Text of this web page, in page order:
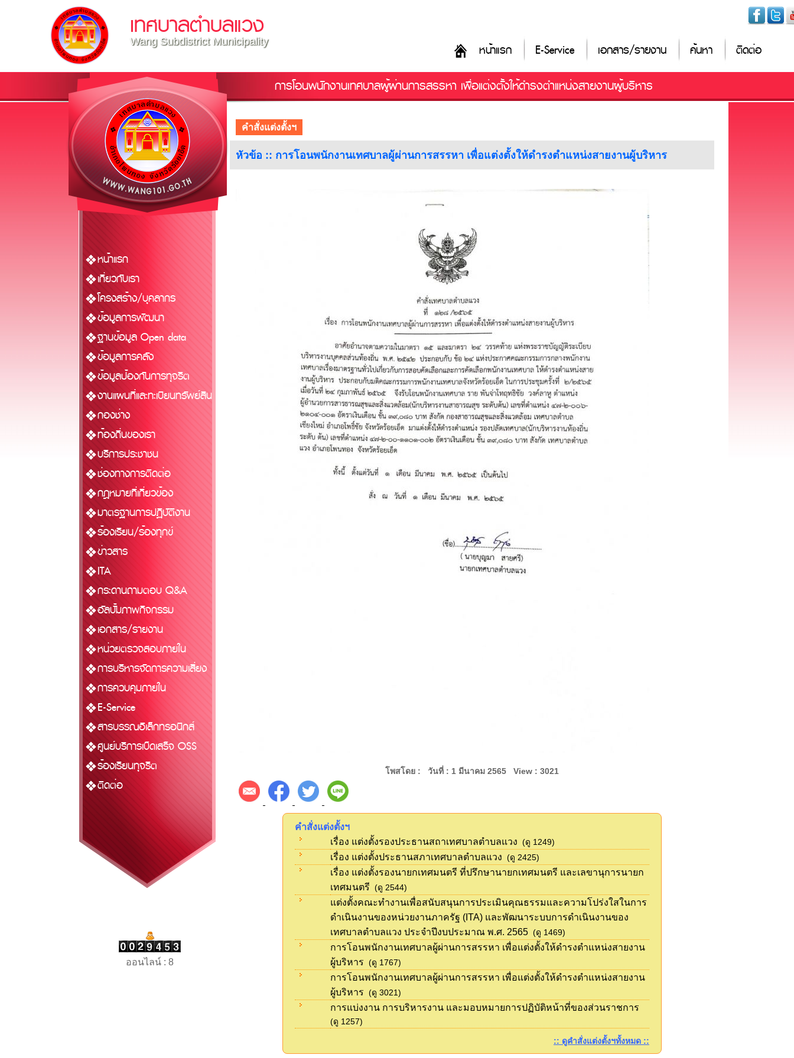
เทศบาลตำบลแวง
Wang Subdistrict Municipality
หน้าแรก E-Service เอกสาร/รายงาน ค้นหา ติดต่อ
การโอนพนักงานเทศบาลผู้ผ่านการสรรหา เพื่อแต่งตั้งให้ดำรงตำแหน่งสายงานผู้บริหาร
หน้าแรก
เกี่ยวกับเรา
โครงสร้าง/บุคลากร
ข้อมูลการพัฒนา
ฐานข้อมูล Open data
ข้อมูลการคลัง
ข้อมูลป้องกันการทุจริต
งานแผนที่และทะเบียนทรัพย์สิน
กองช่าง
ท้องถิ่นของเรา
บริการประชาชน
ช่องทางการติดต่อ
กฎหมายที่เกี่ยวข้อง
มาตรฐานการปฏิบัติงาน
ร้องเรียน/ร้องทุกข์
ข่าวสาร
ITA
กระดานถามตอบ Q&A
อัลบั้มภาพกิจกรรม
เอกสาร/รายงาน
หน่วยตรวจสอบภายใน
การบริหารจัดการความเสี่ยง
การควบคุมภายใน
E-Service
สารบรรณอิเล็กทรอนิกส์
ศูนย์บริการเบ็ดเสร็จ OSS
ร้องเรียนทุจริต
ติดต่อ
ออนไลน์ : 8
คำสั่งแต่งตั้งฯ
หัวข้อ :: การโอนพนักงานเทศบาลผู้ผ่านการสรรหา เพื่อแต่งตั้งให้ดำรงตำแหน่งสายงานผู้บริหาร
โพสโดย : วันที่ : 1 มีนาคม 2565 View : 3021
คำสั่งแต่งตั้งฯ
เรื่อง แต่งตั้งรองประธานสถาเทศบาลตำบลแวง (ดู 1249)
เรื่อง แต่งตั้งประธานสภาเทศบาลตำบลแวง (ดู 2425)
เรื่อง แต่งตั้งรองนายกเทศมนตรี ที่ปรึกษานายกเทศมนตรี และเลขานุการนายก
เทศมนตรี (ดู 2544)
แต่งตั้งคณะทำงานเพื่อสนับสนุนการประเมินคุณธรรมและความโปร่งใสในการ
ดำเนินงานของหน่วยงานภาครัฐ (ITA) และพัฒนาระบบการดำเนินงานของ
เทศบาลตำบลแวง ประจำปีงบประมาณ พ.ศ. 2565 (ดู 1469)
การโอนพนักงานเทศบาลผู้ผ่านการสรรหา เพื่อแต่งตั้งให้ดำรงตำแหน่งสายงาน
ผู้บริหาร (ดู 1767)
การโอนพนักงานเทศบาลผู้ผ่านการสรรหา เพื่อแต่งตั้งให้ดำรงตำแหน่งสายงาน
ผู้บริหาร (ดู 3021)
การแบ่งงาน การบริหารงาน และมอบหมายการปฏิบัติหน้าที่ของส่วนราชการ
(ดู 1257)
:: ดูคำสั่งแต่งตั้งฯทั้งหมด ::